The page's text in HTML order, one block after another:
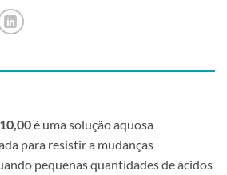
é uma solução aquosa
para resistir a mudanças
pequenas quantidades de ácidos